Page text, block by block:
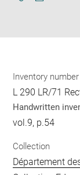
Inventory number
L 290 LR/71
Handwritten
vol.9, p.54
Collection
Département